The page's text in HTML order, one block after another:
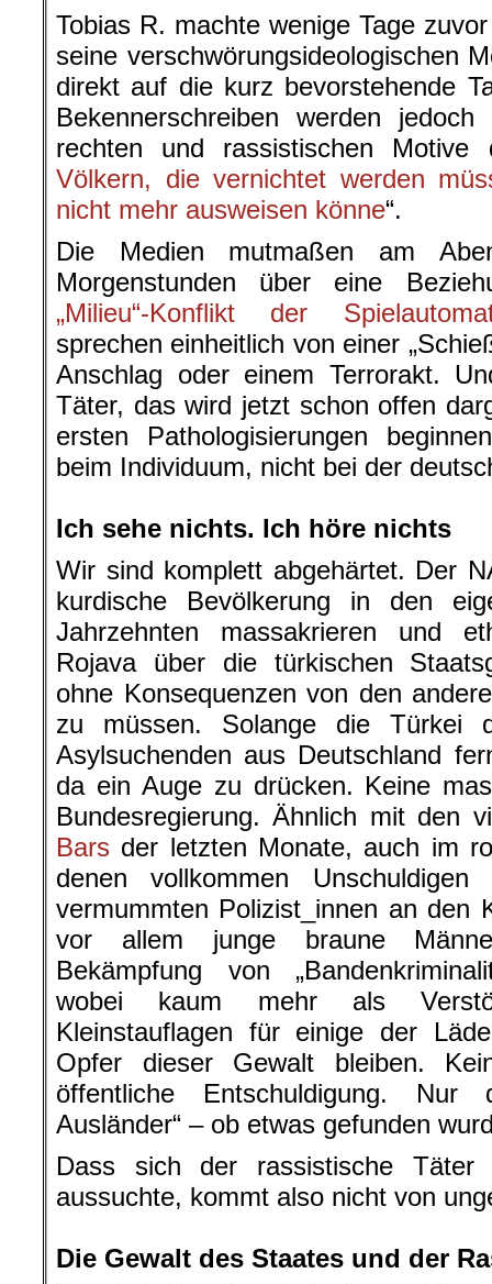
Tobias R. machte wenige Tage
seine verschwörungsideologischen
direkt auf die kurz bevorstehende
Bekennerschreiben werden jedoch
rechten und rassistischen
Völkern, die vernichtet werden
nicht mehr ausweisen könne“.
Die Medien mutmaßen am
Morgenstunden über eine
„Milieu“-Konflikt der
sprechen einheitlich von einer
Anschlag oder einem Terrorakt.
Täter, das wird jetzt schon offen
ersten Pathologisierungen
beim Individuum, nicht bei der
Ich sehe nichts. Ich höre nichts
Wir sind komplett abgehärtet. Der
kurdische Bevölkerung in den
Jahrzehnten massakrieren und
Rojava über die türkischen
ohne Konsequenzen von den
zu müssen. Solange die Türkei
Asylsuchenden aus Deutschland
da ein Auge zu drücken. Keine
Bundesregierung. Ähnlich mit den
Bars der letzten Monate, auch im
denen vollkommen
vermummten Polizist_innen an den
vor allem junge braune
Bekämpfung von
wobei kaum mehr als
Kleinstauflagen für einige der
Opfer dieser Gewalt bleiben.
öffentliche Entschuldigung. Nur
Ausländer“ – ob etwas gefunden
Dass sich der rassistische Täter
aussuchte, kommt also nicht von
Die Gewalt des Staates und der